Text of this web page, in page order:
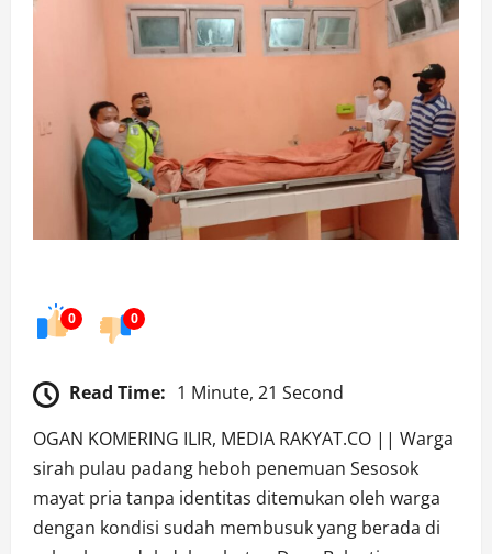
0 0
Read Time: 1 Minute, 21 Second
OGAN KOMERING ILIR, MEDIA RAKYAT.CO || Warga
sirah pulau padang heboh penemuan Sesosok
mayat pria tanpa identitas ditemukan oleh warga
dengan kondisi sudah membusuk yang berada di